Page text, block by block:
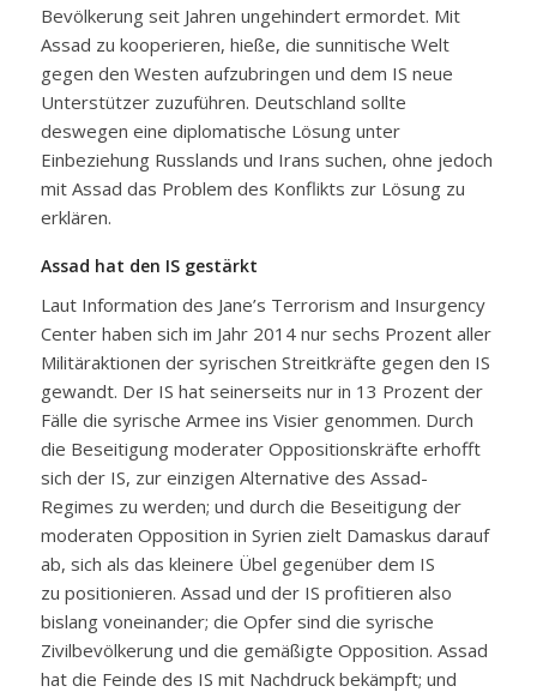
Bevölkerung seit Jahren ungehindert ermordet. Mit
Assad zu kooperieren, hieße, die sunnitische Welt
gegen den Westen aufzubringen und dem IS neue
Unterstützer zuzuführen. Deutschland sollte
deswegen eine diplomatische Lösung unter
Einbeziehung Russlands und Irans suchen, ohne jedoch
mit Assad das Problem des Konflikts zur Lösung zu
erklären.
Assad hat den IS gestärkt
Laut Information des Jane’s Terrorism and Insurgency
Center haben sich im Jahr 2014 nur sechs Prozent aller
Militäraktionen der syrischen Streitkräfte gegen den IS
gewandt. Der IS hat seinerseits nur in 13 Prozent der
Fälle die syrische Armee ins Visier genommen. Durch
die Beseitigung moderater Oppositionskräfte erhofft
sich der IS, zur einzigen Alternative des Assad-
Regimes zu werden; und durch die Beseitigung der
moderaten Opposition in Syrien zielt Damaskus darauf
ab, sich als das kleinere Übel gegenüber dem IS
zu positionieren. Assad und der IS profitieren also
bislang voneinander; die Opfer sind die syrische
Zivilbevölkerung und die gemäßigte Opposition. Assad
hat die Feinde des IS mit Nachdruck bekämpft; und